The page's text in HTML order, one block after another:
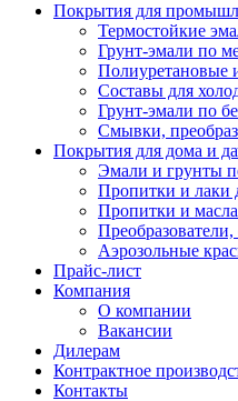
Покрытия для
Термостойкие
Грунт-эмали по
Полиуретановые
Составы для
Грунт-эмали по
Смывки,
Покрытия для дома и
Эмали и грунты
Пропитки и лаки
Пропитки и масла
Аэрозольные
Прайс-лист
Компания
О компании
Вакансии
Дилерам
Контрактное
Контакты